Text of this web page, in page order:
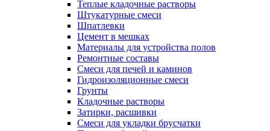
Теплые кладочные растворы
Штукатурные смеси
Шпатлевки
Цемент в мешках
Материалы для устройства полов
Ремонтные составы
Смеси для печей и каминов
Гидроизоляционные смеси
Грунты
Кладочные растворы
Затирки, расшивки
Смеси для укладки брусчатки